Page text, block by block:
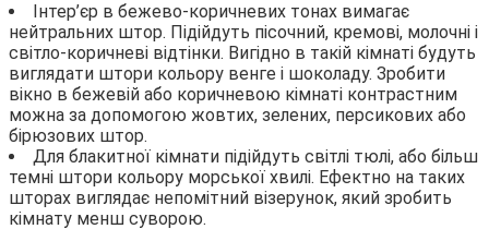
Інтер’єр в бежево-коричневих тонах вимагає
нейтральних штор. Підійдуть пісочний, кремові, молочні і
світло-коричневі відтінки. Вигідно в такій кімнаті будуть
виглядати штори кольору венге і шоколаду. Зробити
вікно в бежевій або коричневою кімнаті контрастним
можна за допомогою жовтих, зелених, персикових або
бірюзових штор.
Для блакитної кімнати підійдуть світлі тюлі, або більш
темні штори кольору морської хвилі. Ефектно на таких
шторах виглядає непомітний візерунок, який зробить
кімнату менш суворою.